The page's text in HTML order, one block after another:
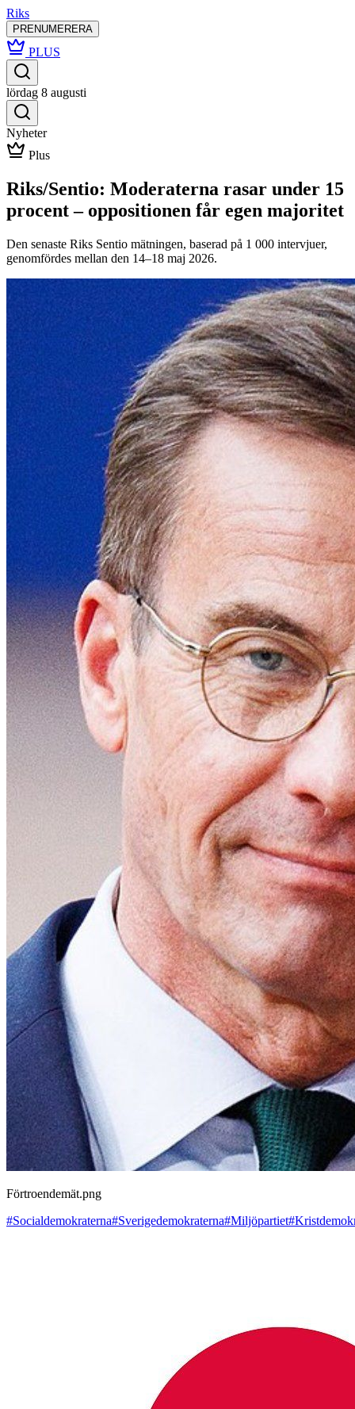
Riks
PRENUMERERA
PLUS
lördag 8 augusti
Nyheter
Plus
Riks/Sentio: Moderaterna rasar under 15
procent – oppositionen får egen majoritet
Den senaste Riks Sentio mätningen, baserad på 1 000 intervjuer,
genomfördes mellan den 14–18 maj 2026.
Förtroendemät.png
#Socialdemokraterna#Sverigedemokraterna#Miljöpartiet